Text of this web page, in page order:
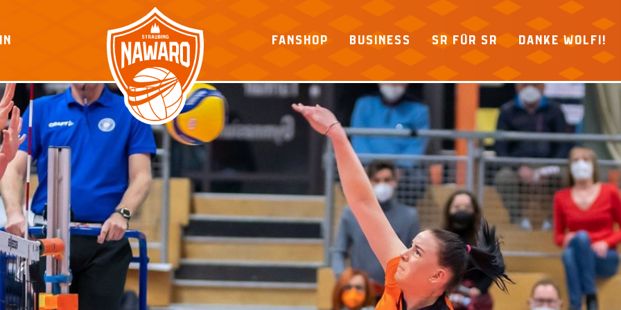
FANSHOP BUSINESS SR FÜR SR DANKE WOLFI!